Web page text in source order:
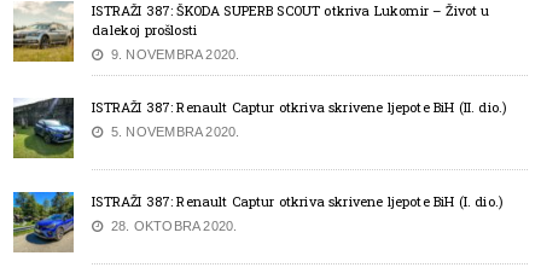
ISTRAŽI 387: ŠKODA SUPERB SCOUT otkriva Lukomir – Život u
dalekoj prošlosti
9. NOVEMBRA 2020.
ISTRAŽI 387: Renault Captur otkriva skrivene ljepote BiH (II. dio.)
5. NOVEMBRA 2020.
ISTRAŽI 387: Renault Captur otkriva skrivene ljepote BiH (I. dio.)
28. OKTOBRA 2020.